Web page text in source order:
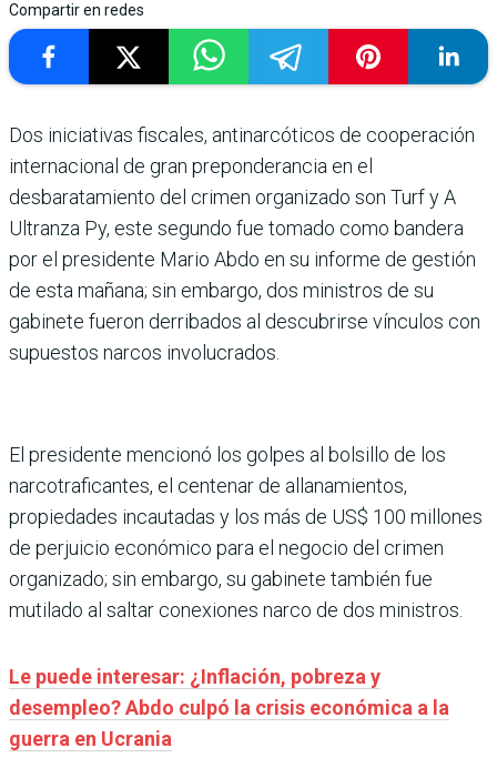
Compartir en redes
Dos iniciativas fiscales, antinarcóticos de cooperación
internacional de gran preponderancia en el
desbaratamiento del crimen organizado son Turf y A
Ultranza Py, este segundo fue tomado como bandera
por el presidente Mario Abdo en su informe de gestión
de esta mañana; sin embargo, dos ministros de su
gabinete fueron derribados al descubrirse vínculos con
supuestos narcos involucrados.
El presidente mencionó los golpes al bolsillo de los
narcotraficantes, el centenar de allanamientos,
propiedades incautadas y los más de US$ 100 millones
de perjuicio económico para el negocio del crimen
organizado; sin embargo, su gabinete también fue
mutilado al saltar conexiones narco de dos ministros.
Le puede interesar: ¿Inflación, pobreza y
desempleo? Abdo culpó la crisis económica a la
guerra en Ucrania